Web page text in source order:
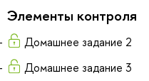
Элементы контроля
Домашнее задание 2
Домашнее задание 3